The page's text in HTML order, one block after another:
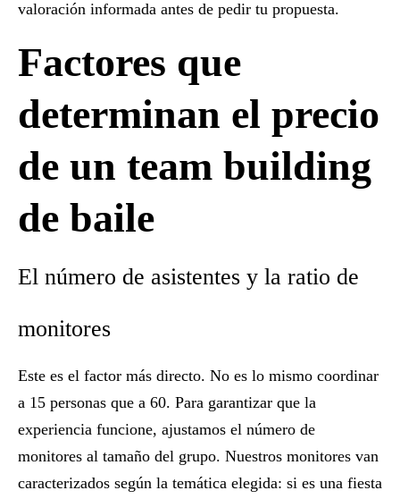
valoración informada antes de pedir tu propuesta.
Factores que
determinan el precio
de un team building
de baile
El número de asistentes y la ratio de
monitores
Este es el factor más directo. No es lo mismo coordinar
a 15 personas que a 60. Para garantizar que la
experiencia funcione, ajustamos el número de
monitores al tamaño del grupo. Nuestros monitores van
caracterizados según la temática elegida: si es una fiesta